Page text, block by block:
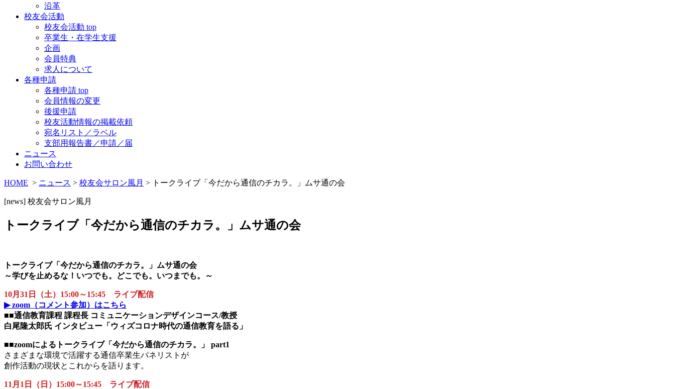
沿革
校友会活動
校友会活動 top
卒業生・在学生支援
企画
会員特典
求人について
各種申請
各種申請 top
会員情報の変更
後援申請
校友活動情報の掲載依頼
宛名リスト／ラベル
支部用報告書／申請／届
ニュース
お問い合わせ
HOME > ニュース > 校友会サロン風月 > トークライブ「今だから通信のチカラ。」ムサ通の会
[news] 校友会サロン風月
トークライブ「今だから通信のチカラ。」ムサ通の会
トークライブ「今だから通信のチカラ。」ムサ通の会
～学びを止めるな！いつでも。どこでも。いつまでも。～
10月31日（土）15:00～15:45 ライブ配信
▶ zoom（コメント参加）はこちら
■■通信教育課程 課程長 コミュニケーションデザインコース/教授
白尾隆太郎氏 インタビュー「ウィズコロナ時代の通信教育を語る」
■■zoomによるトークライブ「 今だから通信のチカラ。」 part1
さまざまな環境で活躍する通信卒業生パネリストが
創作活動の現状とこれからを語ります。
11月1日（日）15:00～15:45 ライブ配信